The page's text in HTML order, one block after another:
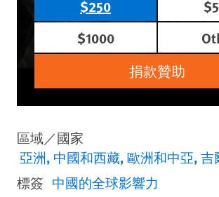
$250
$1000
捐款贊助
區域／國家
亞洲 中國和西藏 歐洲和中亞 吉
標簽 中國的全球影響力